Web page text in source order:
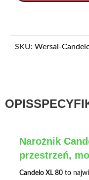
SKU: Wersal-
OPIS
Narożnik
przestrzeń,
Candelo XL 80 to